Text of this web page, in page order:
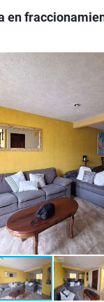
en